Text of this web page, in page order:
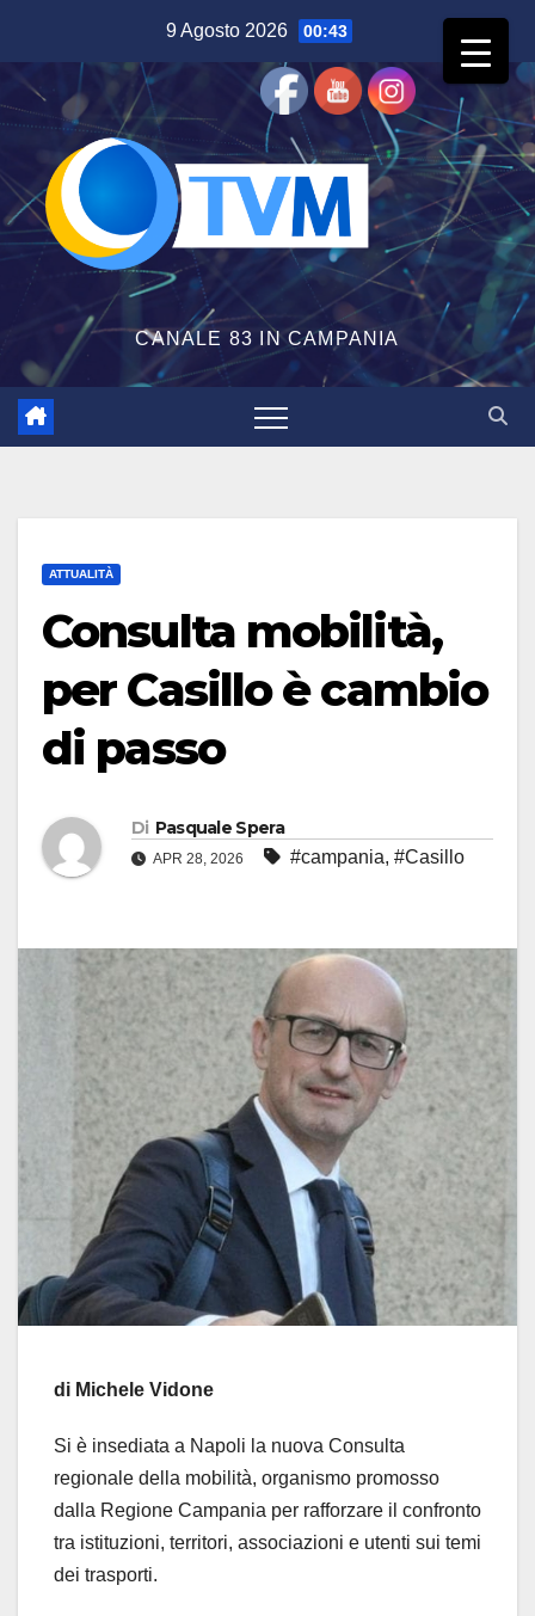
contenuto
9 Agosto 2026 00:43
CANALE 83 IN CAMPANIA
ATTUALITÀ
Consulta mobilità,
per Casillo è cambio
di passo
Di Pasquale Spera
APR 28, 2026 #campania, #Casillo
di Michele Vidone
Si è insediata a Napoli la nuova Consulta
regionale della mobilità, organismo promosso
dalla Regione Campania per rafforzare il confronto
tra istituzioni, territori, associazioni e utenti sui temi
dei trasporti.